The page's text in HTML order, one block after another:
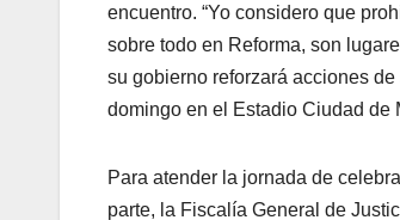
encuentro. “Yo considero que
sobre todo en Reforma, son
su gobierno reforzará acciones
domingo en el Estadio Ciudad de
Para atender la jornada de
parte, la Fiscalía General de